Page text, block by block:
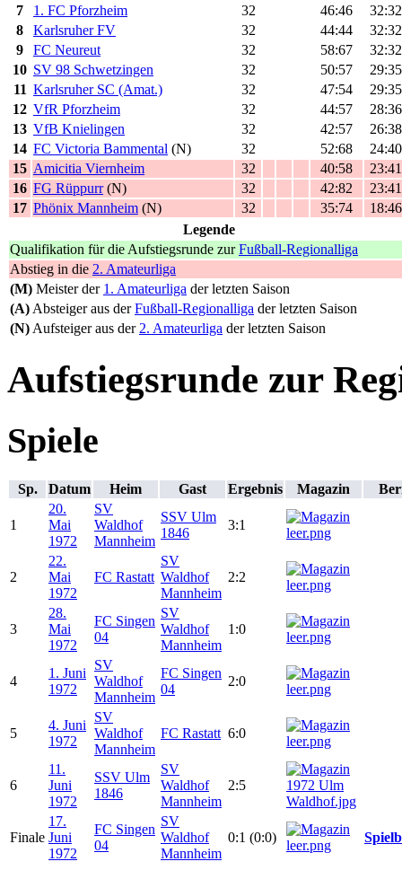
7
1. FC Pforzheim 32 46:46
32:32
8
Karlsruher FV 32 44:44
32:32
9
FC Neureut 32 58:67
32:32
10 SV 98 Schwetzingen 32 50:57
29:35
11 Karlsruher SC (Amat.) 32 47:54
29:35
12 VfR Pforzheim 32 44:57
28:36
13 VfB Knielingen 32 42:57
26:38
14 FC Victoria Bammental (N) 32 52:68
24:40
15 Amicitia Viernheim 32 40:58
23:41
16 FG Rüppurr(N) 32 42:82
23:41
17 Phönix Mannheim (N) 32 35:74
18:46
Legende
Qualifikation für die Aufstiegsrunde zurFußball-Regionalliga
Abstieg in die 2. Amateurliga
(M) Meister der 1. Amateurliga der letzten Saison
(A) Absteiger aus derFußball-Regionalliga der letzten Saison
(N) Aufsteiger aus der 2. Amateurliga der letzten Saison
Aufstiegsrunde zur
Spiele
Sp. Datum Heim Gast Ergebnis Magazin
1
20.
Mai
1972
SV
Waldhof
Mannheim
SSV Ulm
1846
3:1
2
22.
Mai
1972
FC Rastatt
SV
Waldhof
Mannheim
2:2
3
28.
Mai
1972
FC Singen
04
SV
Waldhof
Mannheim
1:0
4
1. Juni
1972
SV
Waldhof
Mannheim
FC Singen
04
2:0
5
4. Juni
1972
SV
Waldhof
Mannheim
FC Rastatt 6:0
6
11.
Juni
1972
SSV Ulm
1846
SV
Waldhof
Mannheim
2:5
Finale
17.
Juni
1972
FC Singen
04
SV
Waldhof
Mannheim
0:1 (0:0)